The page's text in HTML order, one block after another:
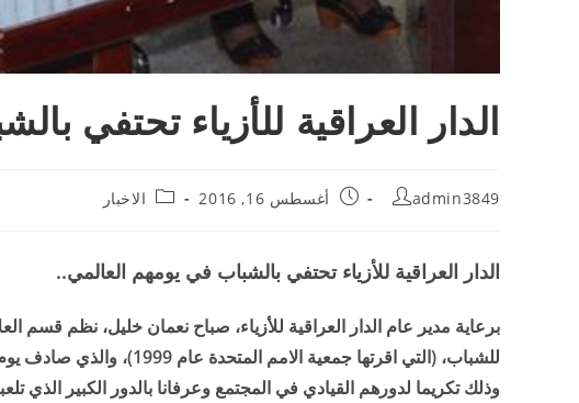
الدار العراقية للأزياء تحتفي
admin3849 أغسطس 16, 2016 الاخبار
الدار العراقية للأزياء تحتفي بالشباب في يومهم العالمي..
برعاية مدير عام الدار العراقية للأزياء، صباح نعمان خليل، نظم قسم
للشباب، (التي اقرتها جمعية الامم المتحدة عام 1999)، والذي صادف يوم الجمعة الماضي 12/8/2016،
وذلك تكريما لدورهم القيادي في المجتمع وعرفانا بالدور الكبير الذي